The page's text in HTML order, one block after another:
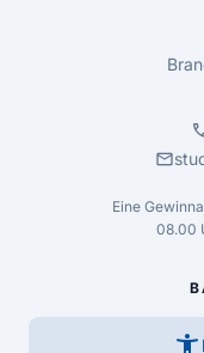
mail
Eine
08.00
accessibility_new